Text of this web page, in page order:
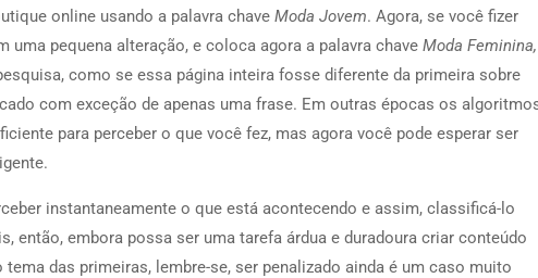
online usando a palavra chave Moda Jovem. Agora, se você fizer
pequena alteração, e coloca agora a palavra chave Moda Feminina,
como se essa página inteira fosse diferente da primeira sobre
com exceção de apenas uma frase. Em outras épocas os
para perceber o que você fez, mas agora você pode esperar ser
instantaneamente o que está acontecendo e assim, classificá-lo
então, embora possa ser uma tarefa árdua e duradoura criar conteúdo
das primeiras, lembre-se, ser penalizado ainda é um caso muito